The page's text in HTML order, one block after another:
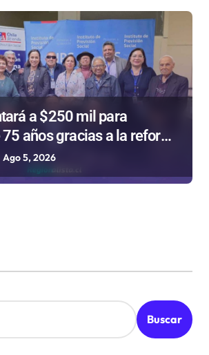
a $250 mil para
años gracias a la reforma
2025
Ago 5, 2026
Buscar